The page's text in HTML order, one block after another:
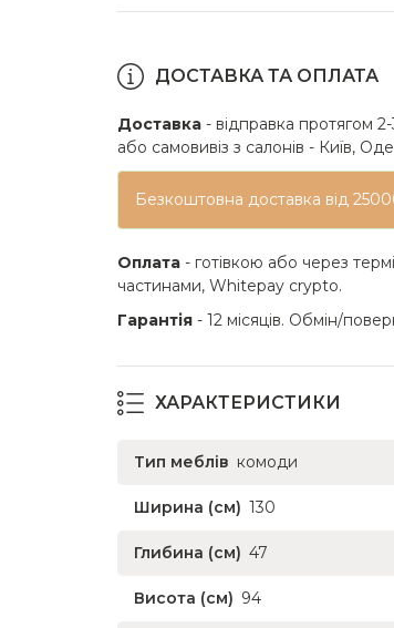
ДОСТАВКА ТА ОПЛАТА
Доставка - відправка протягом
або самовивіз з салонів - Київ,
Безкоштовна доставка від
Оплата - готівкою або через
частинами, Whitepay crypto.
Гарантія - 12 місяців. Обмін/
ХАРАКТЕРИСТИКИ
Тип меблів комоди
Ширина (см) 130
Глибина (см) 47
Висота (см) 94